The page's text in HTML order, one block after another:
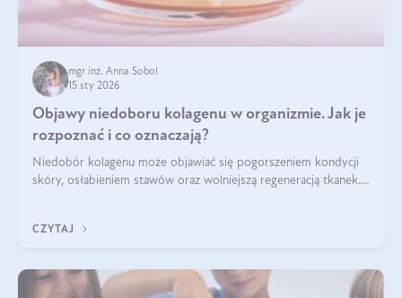
mgr inż. Anna Sobol
15 sty 2026
Objawy niedoboru kolagenu w organizmie. Jak je
rozpoznać i co oznaczają?
Niedobór kolagenu może objawiać się pogorszeniem kondycji
skóry, osłabieniem stawów oraz wolniejszą regeneracją tkanek.
osłabienie włosów.
CZYTAJ